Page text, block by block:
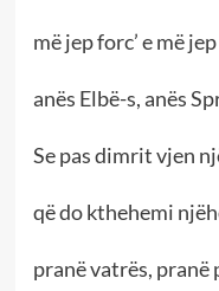
më jep forc’ e më
anës Elbë-s, anës
Se pas dimrit vjen
që do kthehemi
pranë vatrës, pranë